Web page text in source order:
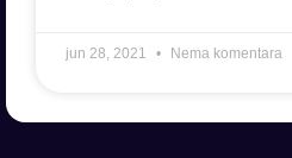
jun 28, 2021 Nema komentara